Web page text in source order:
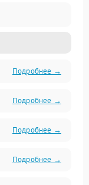
Подробнее →
Подробнее →
Подробнее →
Подробнее →